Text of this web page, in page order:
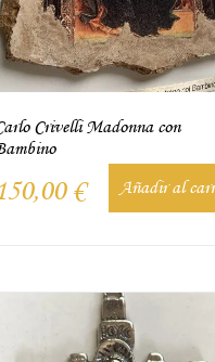
Crivelli Madonna con
€ Añadir al